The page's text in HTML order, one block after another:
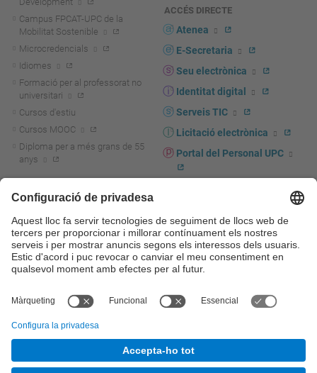
Campus FPCAT-UPC de la
Mobilitat Sostenible
Microcredencials
Idiomes
Formació per al professorat no
universitari
Cursos d'estiu
Cursos MOOC
Diploma per a més grans de 55
anys
Actualitat R+D+I
La recerca a la UPC
La transferència, l'emprenedoria i
la innovació a la UPC
Foment i suport a la recerca
transferència, l'emprenedoria i la
Serveis per a empreses
ACCÉS DIRECTE
Atenea
E-Secretaria
Seu electrònica
Identitat digital
Serveis TIC
Licitació electrònica
Portal del Personal UPC
UPCshop, marxandatge
Sala de premsa
Seguretat i salut